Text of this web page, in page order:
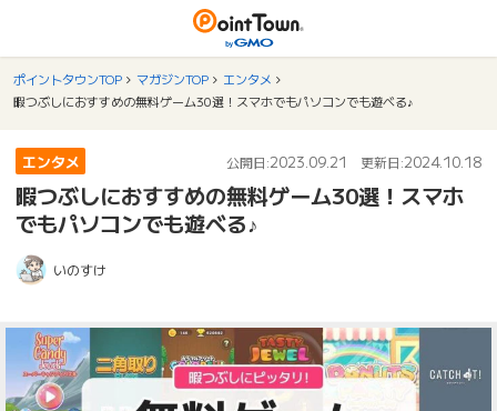
ポイントタウンTOP マガジンTOP
エンタメ
暇つぶしにおすすめの無料ゲーム30選！スマホでもパソコンでも遊べる♪
エンタメ 公開日:2023.09.21 更新日:2024.10.18
暇つぶしにおすすめの無料ゲーム30選！スマホ
でもパソコンでも遊べる♪
いのすけ